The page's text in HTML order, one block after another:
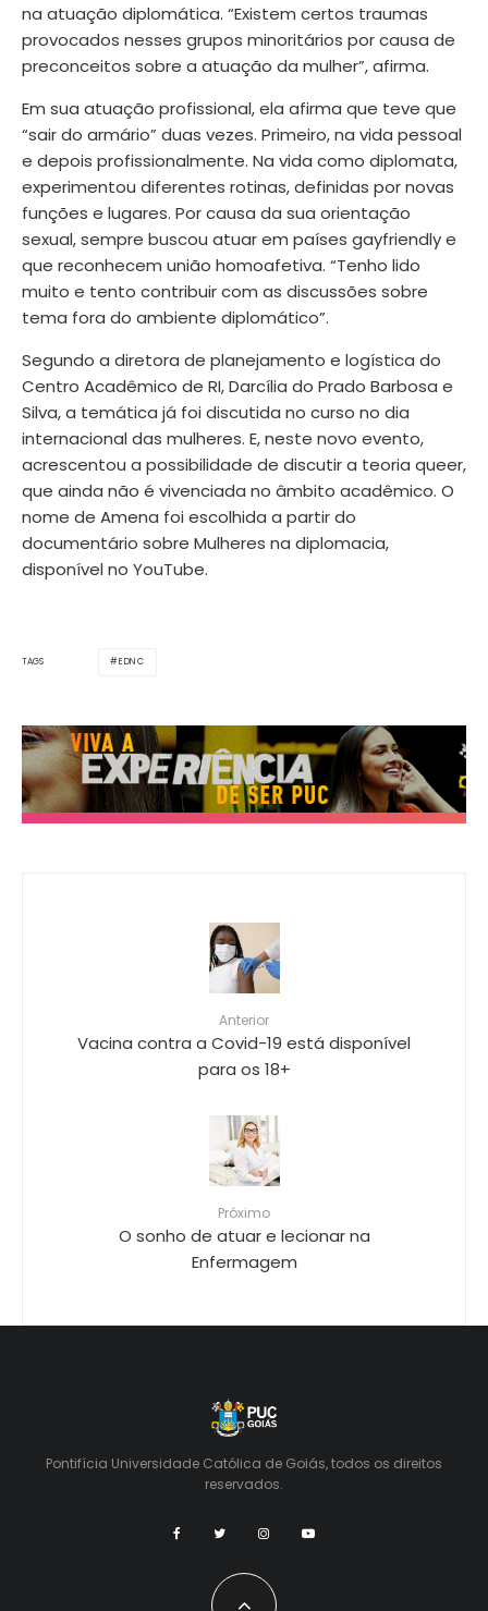
na atuação diplomática. “Existem certos traumas
provocados nesses grupos minoritários por causa de
preconceitos sobre a atuação da mulher”, afirma.
Em sua atuação profissional, ela afirma que teve que
“sair do armário” duas vezes. Primeiro, na vida pessoal
e depois profissionalmente. Na vida como diplomata,
experimentou diferentes rotinas, definidas por novas
funções e lugares. Por causa da sua orientação
sexual, sempre buscou atuar em países gayfriendly e
que reconhecem união homoafetiva. “Tenho lido
muito e tento contribuir com as discussões sobre
tema fora do ambiente diplomático”.
Segundo a diretora de planejamento e logística do
Centro Acadêmico de RI, Darcília do Prado Barbosa e
Silva, a temática já foi discutida no curso no dia
internacional das mulheres. E, neste novo evento,
acrescentou a possibilidade de discutir a teoria queer,
que ainda não é vivenciada no âmbito acadêmico. O
nome de Amena foi escolhida a partir do
documentário sobre Mulheres na diplomacia,
disponível no YouTube.
TAGS EDNC
Anterior
Vacina contra a Covid-19 está disponível
para os 18+
Próximo
O sonho de atuar e lecionar na
Enfermagem
Pontifícia Universidade Católica de Goiás, todos os direitos
reservados.